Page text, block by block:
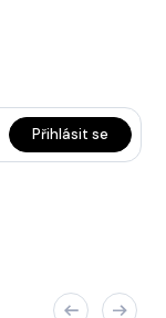
Přihlásit se